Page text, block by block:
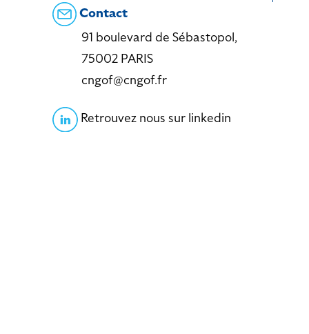
Contact
91 boulevard de Sébastopol,
75002 PARIS
cngof@cngof.fr
Retrouvez nous sur linkedin